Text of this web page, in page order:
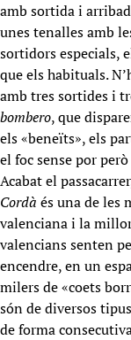
amb sortida i
unes tenalles amb
sortidors especials,
que els habituals.
amb tres sortides i
bombero, que
els «beneïts», els
el foc sense por
Acabat el
Cordà és una de les
valenciana i la
valencians senten
encendre, en un
milers de «coets
són de diversos
de forma